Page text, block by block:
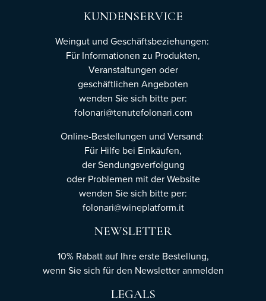
KUNDENSERVICE
Weingut und Geschäftsbeziehungen:
Für Informationen zu Produkten,
Veranstaltungen oder
geschäftlichen Angeboten
wenden Sie sich bitte per:
folonari@tenutefolonari.com
Online-Bestellungen und Versand:
Für Hilfe bei Einkäufen,
der Sendungsverfolgung
oder Problemen mit der Website
wenden Sie sich bitte per:
folonari@wineplatform.it
NEWSLETTER
10% Rabatt auf Ihre erste Bestellung,
wenn Sie sich für den Newsletteranmelden
LEGALS